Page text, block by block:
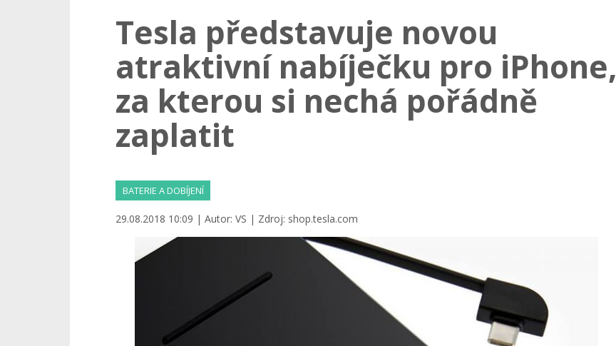
Tesla představuje novou
atraktivní nabíječku pro iPhone,
za kterou si nechá pořádně
zaplatit
BATERIE A DOBÍJENÍ
29.08.2018 10:09 | Autor: VS | Zdroj: shop.tesla.com